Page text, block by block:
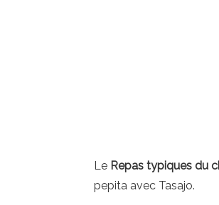
Le Repas typiques du
pepita avec Tasajo.